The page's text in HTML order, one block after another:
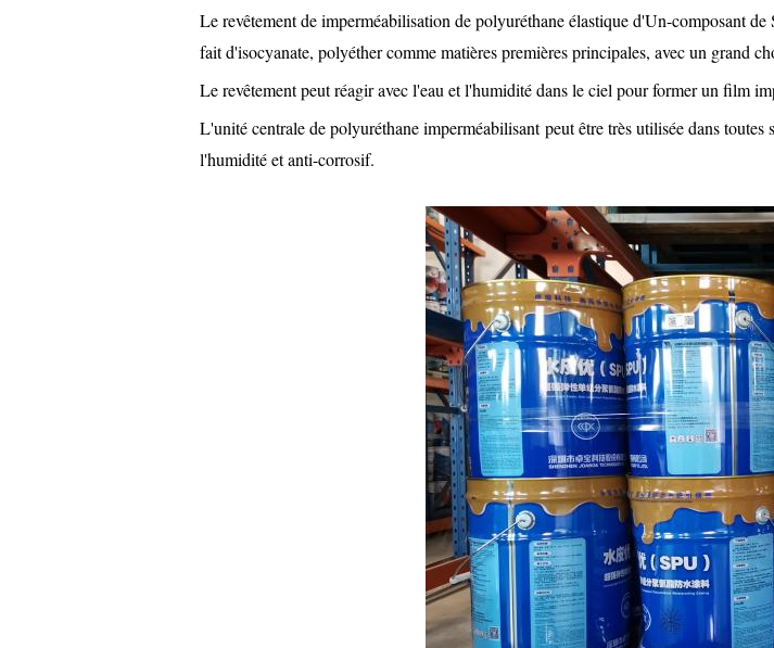
Le revêtement de imperméabilisation de polyuréthane élastique d'Un-composant
fait d'isocyanate, polyéther comme matières premières principales, avec un grand
Le revêtement peut réagir avec l'eau et l'humidité dans le ciel pour former un film
L'unité centrale de polyuréthane imperméabilisant peut être très utilisée dans
l'humidité et anti-corrosif.